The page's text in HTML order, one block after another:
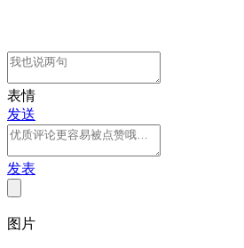
表情
发送
发表
图片